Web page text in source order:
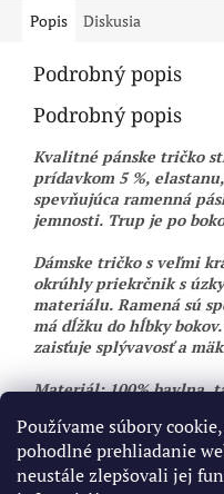
Používame súbory
pohodlné prehliadanie
neustále zlepšovali jej
Popis Diskusia
Podrobný popis
Podrobný popis
Kvalitné pánske tričko
prídavkom 5 %,
spevňujúca ramenná
jemnosti. Trup je po
Dámske tričko s veľmi
okrúhly priekrčnik s
materiálu. Ramená sú
má dĺžku do hĺbky
zaisťuje splývavosť a
Materiál: 100% bavlna,
Odosielame do 3